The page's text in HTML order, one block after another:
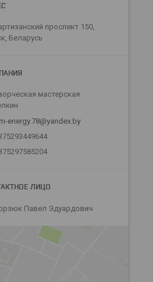
проспект 150,
Беларусь
мастерская
energy.78@yandex.by
Павел Эдуардович